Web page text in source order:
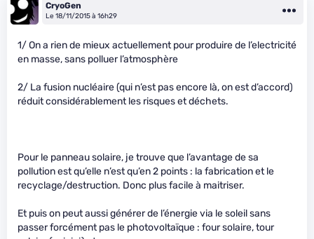
CryoGen
Le 18/11/2015 à 16h29
1/ On a rien de mieux actuellement pour produire de l’electricité
en masse, sans polluer l’atmosphère
2/ La fusion nucléaire (qui n’est pas encore là, on est d’accord)
réduit considérablement les risques et déchets.
Pour le panneau solaire, je trouve que l’avantage de sa
pollution est qu’elle n’est qu’en 2 points : la fabrication et le
recyclage/destruction. Donc plus facile à maitriser.
Et puis on peut aussi générer de l’énergie via le soleil sans
passer forcément pas le photovoltaïque : four solaire, tour